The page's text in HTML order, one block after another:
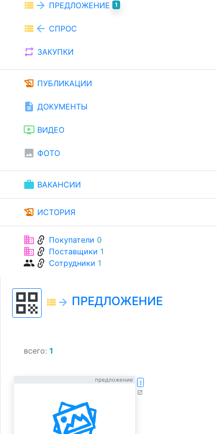
view_list arrow_forward ПРЕДЛОЖЕНИЕ 1
view_list arrow_back СПРОС
repeat ЗАКУПКИ
history_edu ПУБЛИКАЦИИ
description ДОКУМЕНТЫ
ondemand_video ВИДЕО
image ФОТО
work ВАКАНСИИ
history_edu ИСТОРИЯ
businesslink Покупатели 0
businesslink Поставщики 1
grouplink Сотрудники 1
qr_code view_list arrow_forward ПРЕДЛОЖЕНИЕ
всего: 1
предложение more_vert
open_in_new